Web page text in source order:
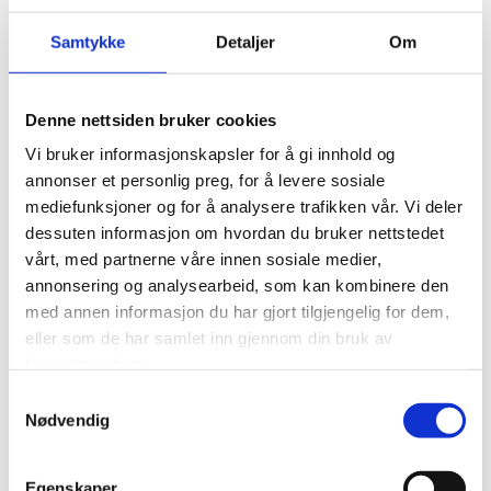
Samtykke Detaljer Om
Denne nettsiden bruker cookies
Vi bruker informasjonskapsler for å gi innhold og
annonser et personlig preg, for å levere sosiale
mediefunksjoner og for å analysere trafikken vår. Vi deler
dessuten informasjon om hvordan du bruker nettstedet
vårt, med partnerne våre innen sosiale medier,
annonsering og analysearbeid, som kan kombinere den
med annen informasjon du har gjort tilgjengelig for dem,
eller som de har samlet inn gjennom din bruk av
Nødvendig
tilsette.
Terskelen for når ei verksemd skal ha verneombod, blir
senka frå ti tilsette til fem tilsette.
Arbeidsgjevar har plikt til å etablera eit fullt forsvarleg
arbeidsmiljø også for innleigde arbeidstakarar,
oppdragstakarar i plattformselskap osb. Det blir
presisert i lova at oppgåvene til verneombodet også skal
omfatta innleigde arbeidstakarar og sjølvstendige
oppdragstakarar som utfører arbeid i nær tilknyting til
verksemda.
Drøftingspliktene i arbeidsmiljølova
Bestemmingane om deltid, mellombels tilsetjing og
Drøftingsplikta blir utvida til å omfatta bruk av
sjølvstendige oppdragstakarar og tenestekjøp frå andre
verksemder som har noko å seia for bemanninga.